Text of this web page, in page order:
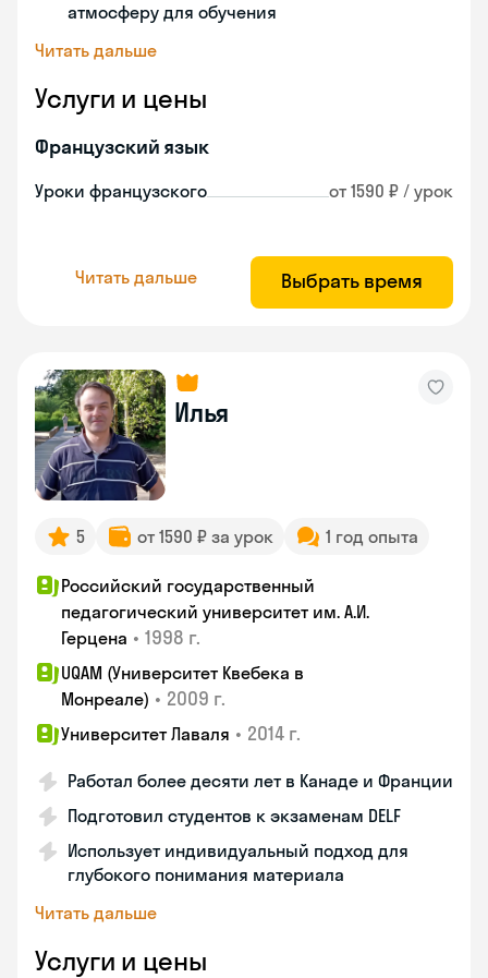
атмосферу для обучения
Читать дальше
Услуги и цены
Французский язык
Уроки французского от 1590 ₽ / урок
Читать дальше Выбрать время
Илья
5 от 1590 ₽ за урок 1 год опыта
Российский государственный
педагогический университет им. А.И.
Герцена • 1998 г.
UQAM (Университет Квебека в
Монреале) • 2009 г.
Университет Лаваля • 2014 г.
Работал более десяти лет в Канаде и Франции
Подготовил студентов к экзаменам DELF
Использует индивидуальный подход для
глубокого понимания материала
Читать дальше
Услуги и цены